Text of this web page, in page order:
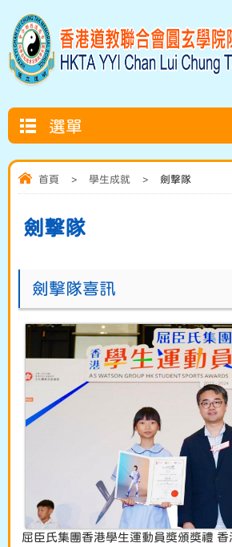
選單
首頁 > 學生成就 > 劍撃隊
劍撃隊
劍擊隊喜訊
屈臣氏集團香港學生運動員獎頒獎禮